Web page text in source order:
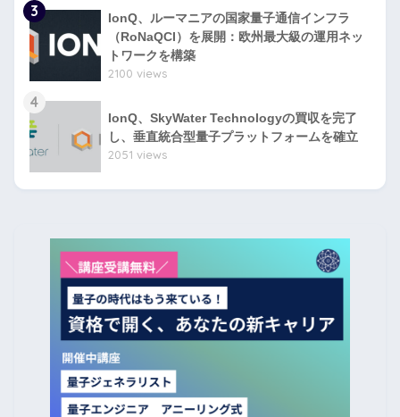
3
IonQ、ルーマニアの国家量子通信インフラ
（RoNaQCI）を展開：欧州最大級の運用ネッ
トワークを構築
2100 views
4
IonQ、SkyWater Technologyの買収を完了
し、垂直統合型量子プラットフォームを確立
2051 views